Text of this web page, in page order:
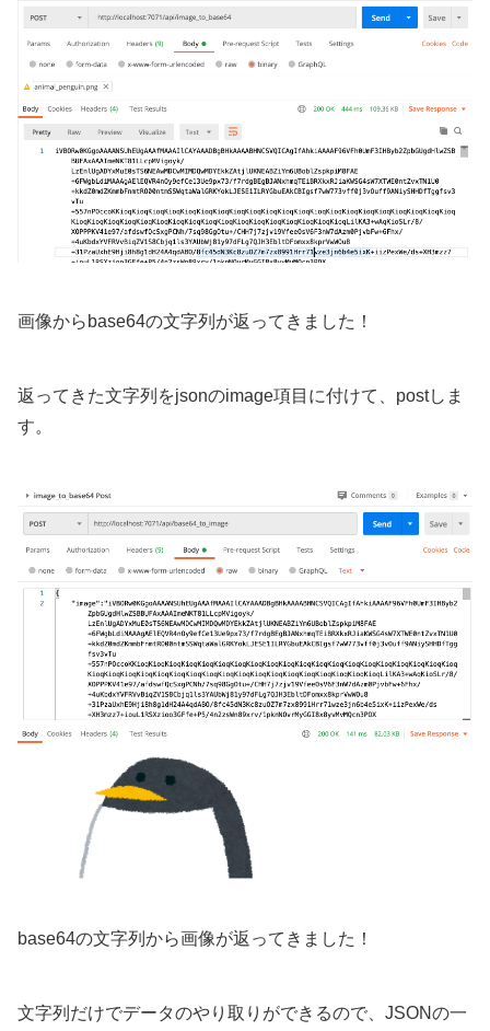
画像からbase64の文字列が返ってきました！
返ってきた文字列をjsonのimage項目に付けて、postしま
す。
base64の文字列から画像が返ってきました！
文字列だけでデータのやり取りができるので、JSONの一